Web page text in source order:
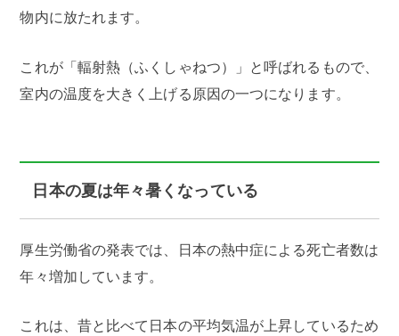
物内に放たれます。
これが「輻射熱（ふくしゃねつ）」と呼ばれるもので、
室内の温度を大きく上げる原因の一つになります。
日本の夏は年々暑くなっている
厚生労働省の発表では、日本の熱中症による死亡者数は
年々増加しています。
これは、昔と比べて日本の平均気温が上昇しているため